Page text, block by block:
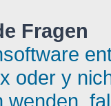
Fragen
oder y
wenden,